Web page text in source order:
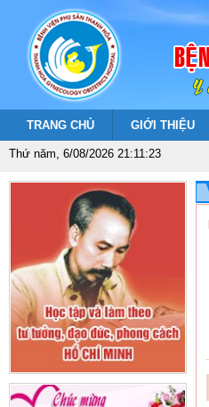
TRANG CHỦ GIỚI THIỆU
Thứ năm, 6/08/2026 21:11:23